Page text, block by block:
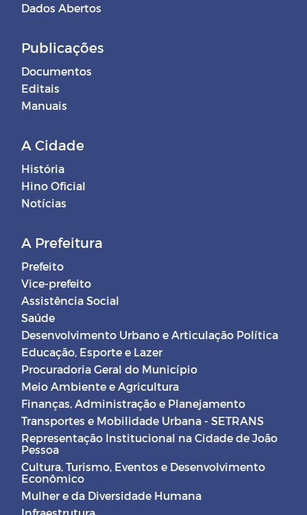
Dados Abertos
Publicações
Documentos
Editais
Manuais
A Cidade
História
Hino Oficial
Notícias
A Prefeitura
Prefeito
Vice-prefeito
Assistência Social
Saúde
Desenvolvimento Urbano e Articulação Política
Educação, Esporte e Lazer
Procuradoria Geral do Município
Meio Ambiente e Agricultura
Finanças, Administração e Planejamento
Transportes e Mobilidade Urbana - SETRANS
Representação Institucional na Cidade de João
Pessoa
Cultura, Turismo, Eventos e Desenvolvimento
Econômico
Mulher e da Diversidade Humana
Infraestrutura